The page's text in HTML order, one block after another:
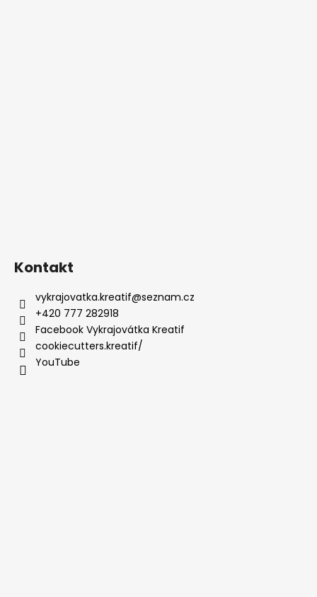
Kontakt
vykrajovatka.kreatif@seznam.cz
+420 777 282918
Facebook Vykrajovátka Kreatif
cookiecutters.kreatif/
YouTube